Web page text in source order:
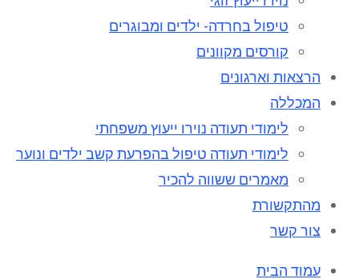
טיפול בחרדה- ילדים ומבוגרים
קורסים מקוונים
הרצאות וארגונים
המכללה
לימודי תעודה נוירו ייעוץ משפחתי
לימודי תעודה טיפול בהפרעת קשב ילדים ונוער
מאמרים ששווה להכיר
מהתקשורת
צור קשר
עמוד הבית